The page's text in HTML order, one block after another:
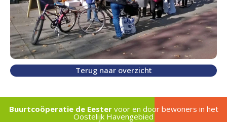
Terug naar overzicht
Buurtcoöperatie de Eestervoor en door bewoners in het
Oostelijk Havengebied